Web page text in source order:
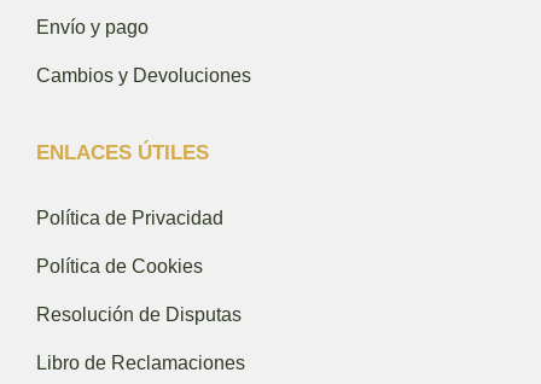
Envío y pago
Cambios y Devoluciones
ENLACES ÚTILES
Política de Privacidad
Política de Cookies
Resolución de Disputas
Libro de Reclamaciones